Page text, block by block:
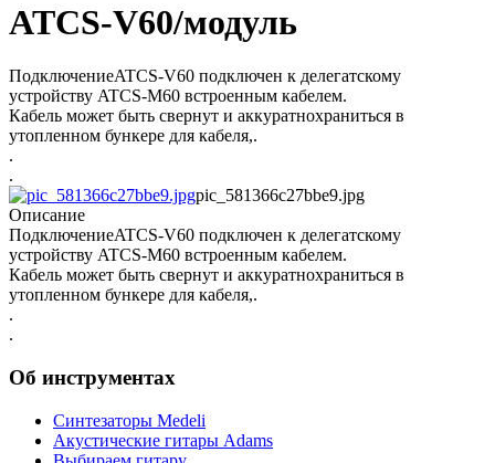
ATCS-V60/модуль
ПодключениеATCS-V60 подключен к делегатскому
устройству ATCS-M60 встроенным кабелем.
Кабель может быть свернут и аккуратнохраниться в
утопленном бункере для кабеля,.
.
.
pic_581366c27bbe9.jpg
Описание
ПодключениеATCS-V60 подключен к делегатскому
устройству ATCS-M60 встроенным кабелем.
Кабель может быть свернут и аккуратнохраниться в
утопленном бункере для кабеля,.
.
.
Об инструментах
Синтезаторы Мedeli
Акустические гитары Adams